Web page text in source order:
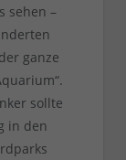
sehen –
ganze
sollte
in den